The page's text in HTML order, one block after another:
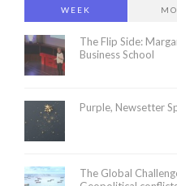
WEEK
The Flip Side:
Business School
Purple, Newsetter
The Global